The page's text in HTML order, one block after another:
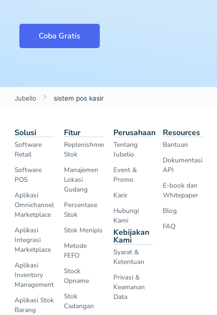
Coba Gratis
Jubelio sistem pos kasir
Solusi
Software
Retail
Software
POS
Aplikasi
Omnichannel
Marketplace
Aplikasi
Integrasi
Marketplace
Aplikasi
Inventory
Management
Aplikasi Stok
Barang
Fitur
Replenishment
Stok
Manajemen
Lokasi
Gudang
Persentase
Stok
Stok Menipis
Metode
FEFO
Stock
Opname
Stok
Cadangan
Perusahaan
Tentang
Jubelio
Event &
Promo
Karir
Hubungi
Kami
Kebijakan
Kami
Syarat &
Ketentuan
Privasi &
Keamanan
Data
Resources
Bantuan
Dokumentasi
API
E-book dan
Whitepaper
Blog
FAQ